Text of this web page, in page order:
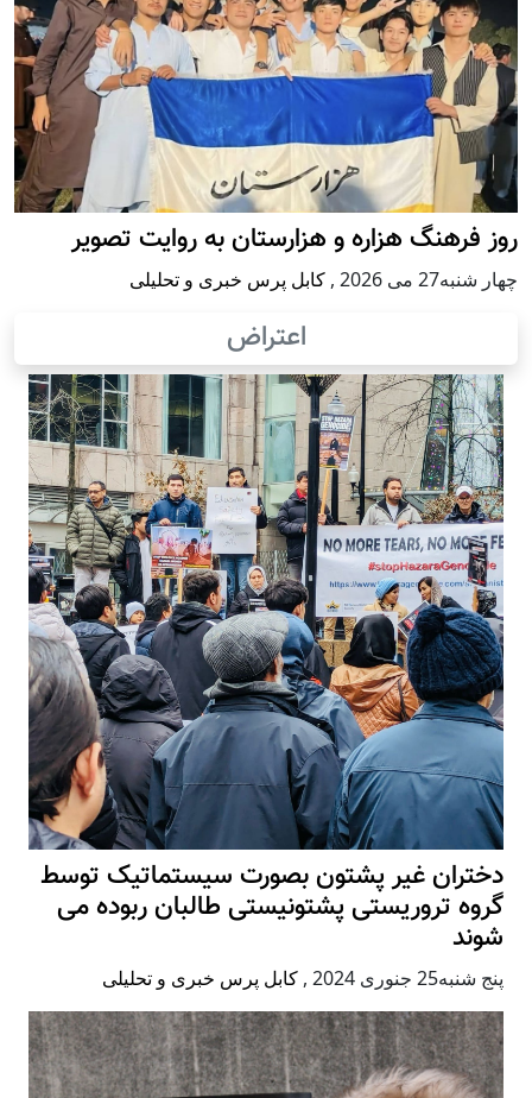
روز فرهنگ هزاره و هزارستان به روایت تصویر
چهار شنبه27 می 2026 , کابل پرس خبری و تحلیلی
اعتراض
دختران غیر پشتون بصورت سیستماتیک توسط
گروه تروریستی پشتونیستی طالبان ربوده می
شوند
پنج شنبه25 جنوری 2024 , کابل پرس خبری و تحلیلی